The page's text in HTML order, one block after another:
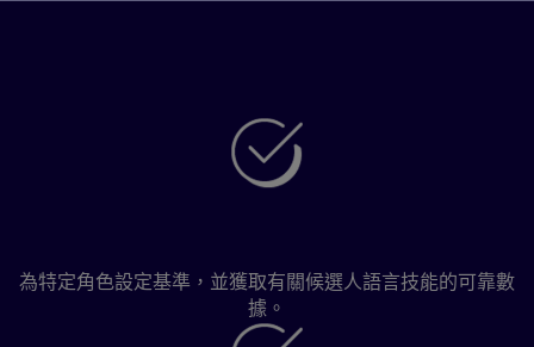
為特定角色設定基準，並獲取有關候選人語言技能的可靠數
據。